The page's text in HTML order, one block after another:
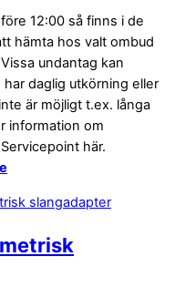
12:00 så finns i de
hämta hos valt ombud
undantag kan
daglig utkörning eller
är möjligt t.ex. långa
information om
här.